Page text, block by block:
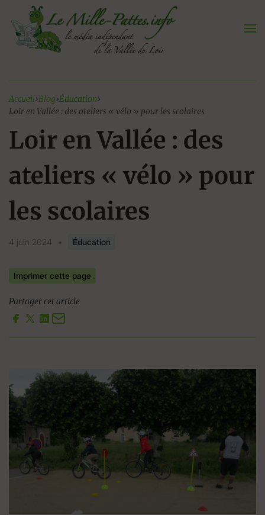
contenu
Accueil›Blog›Éducation›
Loir en Vallée : des ateliers « vélo » pour les scolaires
Loir en Vallée : des
ateliers « vélo » pour
les scolaires
4 juin 2024 • Éducation
Imprimer cette page
Partager cet article